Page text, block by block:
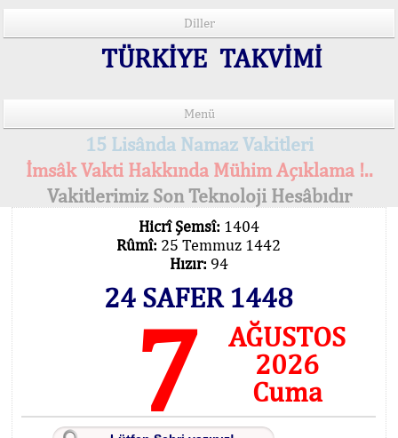
Diller
TÜRKİYE TAKVİMİ
Menü
15 Lisânda Namaz Vakitleri
İmsâk Vakti Hakkında Mühim Açıklama !..
Vakitlerimiz Son Teknoloji Hesâbıdır
Hicrî Şemsî: 1404
Rûmî: 25 Temmuz 1442
Hızır: 94
24 SAFER 1448
7
AĞUSTOS
2026
Cuma